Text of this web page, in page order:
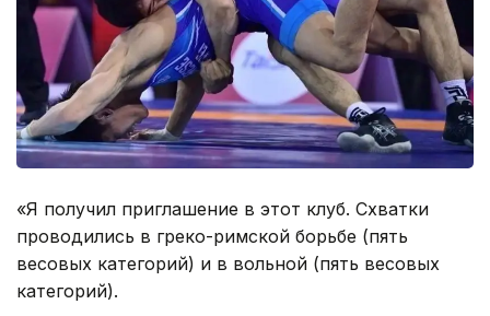
«Я получил приглашение в этот клуб. Схватки
проводились в греко-римской борьбе (пять
весовых категорий) и в вольной (пять весовых
категорий).